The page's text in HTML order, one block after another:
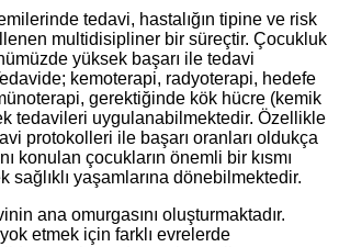
tedavi, hastalığın tipine ve risk
multidisipliner bir süreçtir. Çocukluk
yüksek başarı ile tedavi
kemoterapi, radyoterapi, hedefe
gerektiğinde kök hücre (kemik
tedavileri uygulanabilmektedir. Özellikle
protokolleri ile başarı oranları oldukça
konulan çocukların önemli bir kısmı
sağlıklı yaşamlarına dönebilmektedir.
ana omurgasını oluşturmaktadır.
etmek için farklı evrelerde